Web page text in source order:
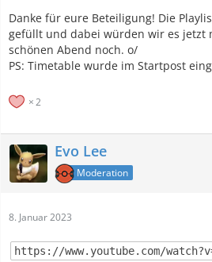
Danke für eure Beteiligung! Die
gefüllt und dabei würden wir es jetzt
schönen Abend noch. o/
PS: Timetable wurde im Startpost
2
Evo Lee
Moderation
8. Januar 2023
https://www.youtube.com/